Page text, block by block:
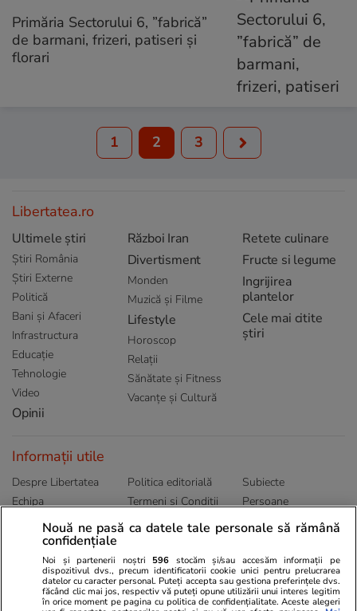
Primăria Sectorului 6, ”fabrică”
de barmani, frizeri, patiseri și
florari
1 2 3
Libertatea.ro
Ultimele știri
Știri România
Știri Externe
Politică
Bani și Afaceri
Infrastructura
Educație
Tehnologie
Video
Opinii
Război Iran
Divertisment
Monden
Muzică și Filme
Lifestyle
Horoscop
Relații
Sănătate și Fitness
Vacanțe și Cultură
Retete culinare
Fructe si legume
Ingrijirea
plantelor
Cele mai citite
știri
Informații utile
Despre Libertatea
Echipa
Publicitate
Politica de
Politica editorială
Termeni și Conditii
Abonamente
Subiecte
Persoane
Sitemap
Ringier România
Nouă ne pasă ca datele tale personale să rămână
confidențiale
Noi și partenerii noștri 596 stocăm și/sau accesăm informații pe
dispozitivul dvs., precum identificatorii cookie unici pentru prelucrarea
datelor cu caracter personal. Puteți accepta sau gestiona preferințele dvs.
făcând clic mai jos, respectiv vă puteți opune utilizării unui interes legitim
în orice moment pe pagina cu politica de confidențialitate. Aceste alegeri